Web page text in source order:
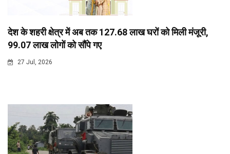
देश के शहरी क्षेत्र में अब तक 127.68 लाख घरों को मिली मंजूरी,
99.07 लाख लोगों को सौंपे गए
27 Jul, 2026